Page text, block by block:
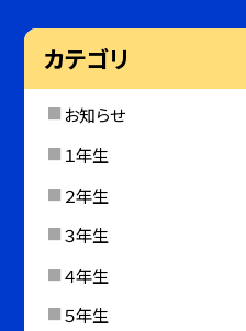
カテゴリ
お知らせ
１年生
２年生
３年生
４年生
５年生